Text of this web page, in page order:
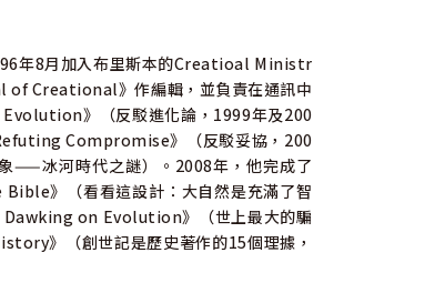
年8月加入布里斯本的Creatioal Ministr
Creational》作編輯，並負責在通訊中
》（反駁進化論，1999年及200
Compromise》（反駁妥協，200
冰河時代之謎）。2008年，他完成了
》（看看這設計：大自然是充滿了智
on Evolution》（世上最大的騙
》（創世記是歷史著作的15個理據，